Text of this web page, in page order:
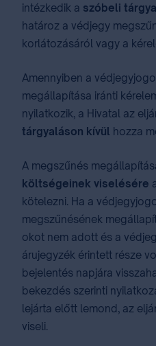
intézkedik a szóbeli
határoz a védjegy
korlátozásáról vagy a
Amennyiben a
megállapítása iránti
nyilatkozik, a Hivatal az
tárgyaláson kívül hozza
A megszűnés
költségeinek viselésére
kötelezni. Ha a
megszűnésének
okot nem adott és a
árujegyzék érintett része
bejelentés napjára
bekezdés szerinti
lejárta előtt lemond, az
viseli.